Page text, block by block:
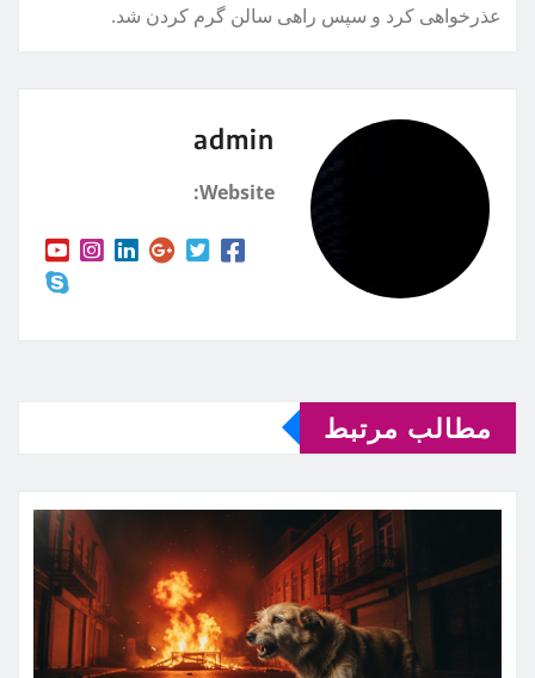
عذرخواهی کرد و سپس راهی سالن گرم کردن شد.
admin
Website:
مطالب مرتبط